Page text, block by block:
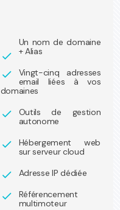
check
Un nom de domaine
+ Alias
check
Vingt-cinq adresses
email liées à vos
domaines
check
Outils de gestion
autonome
check
Hébergement web
sur serveur cloud
check Adresse IP dédiée
check
Référencement
multimoteur